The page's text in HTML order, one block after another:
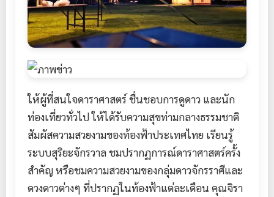
ให้ผู้ที่สนใจดาราศาสตร์ ชื่นชอบการดูดาว และนัก
ท่องเที่ยวทั่วไป ให้ได้รับความสุขท่ามกลางธรรมชาติ
สัมผัสความสวยงามของท้องฟ้าประเทศไทย เรียนรู้
ระบบสุริยะจักรวาล ชมปรากฏการณ์ดาราศาสตร์ครั้ง
สำคัญ หรือชมความสวยงามของกลุ่มดาวจักรราศีและ
ดวงดาวต่างๆ ที่ปรากฏในท้องฟ้าแต่ละเดือน คุณจิรา